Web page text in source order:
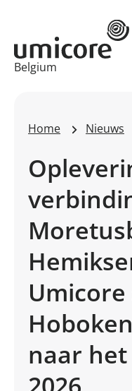
Businessunit:
Belgium
Home Nieuws
naar